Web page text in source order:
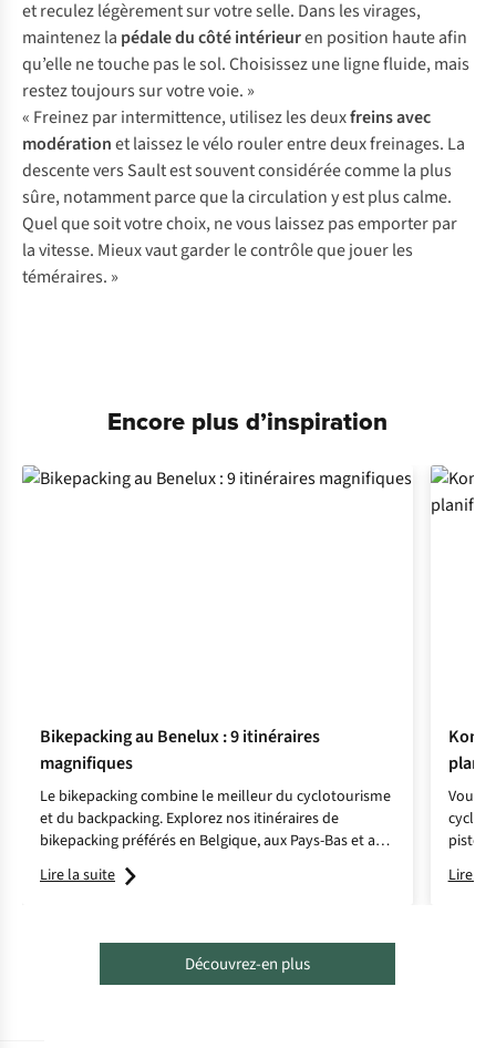
et reculez légèrement sur votre selle. Dans les virages,
maintenez la pédaledu côtéintérieuren position haute afin
qu’elle ne touche pas le sol. Choisissez une ligne fluide, mais
restez toujours sur votre voie. »
« Freinez par intermittence, utilisez les deuxfreins avec
modérationet laissez le vélo rouler entre deux freinages. La
descente vers Sault est souvent considérée comme la plus
sûre, notamment parce que la circulation y est plus calme.
Quel que soit votre choix, ne vous laissez pas emporter par
la vitesse. Mieux vaut garder le contrôle que jouer les
téméraires. »
Encore plus d’inspiration
Bikepacking au Benelux : 9 itinéraires
magnifiques
Le bikepacking combine le meilleur du cyclotourisme
et du backpacking. Explorez nos itinéraires de
bikepacking préférés en Belgique, aux Pays-Bas et au
Luxembourg.
Lire la suite
Vous
pistes
Lire la
Découvrez-en plus